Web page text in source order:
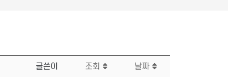
글쓴이 조회 날짜